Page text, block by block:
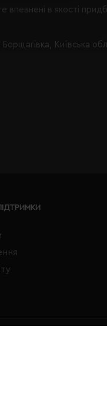
в якості
Борщагівка, Київська